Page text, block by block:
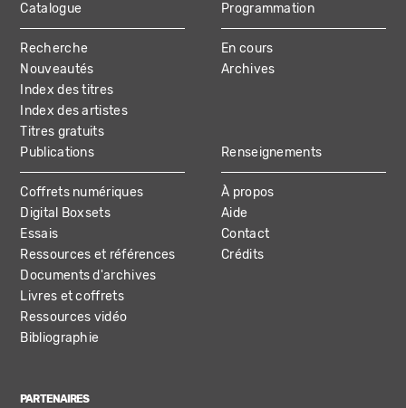
MAIN
NAVIGATION
Catalogue
Recherche
Nouveautés
Index des titres
Index des artistes
Titres gratuits
Programmation
En cours
Archives
Publications
Coffrets numériques
Digital Boxsets
Essais
Ressources et références
Documents d'archives
Livres et coffrets
Ressources vidéo
Bibliographie
Renseignements
À propos
Aide
Contact
Crédits
PARTENAIRES